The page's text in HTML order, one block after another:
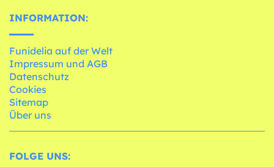
INFORMATION:
Funidelia auf der Welt
Impressum und AGB
Datenschutz
Cookies
Sitemap
Über uns
FOLGE UNS: